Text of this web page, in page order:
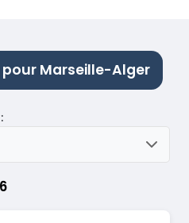
Marseille-Alger
: